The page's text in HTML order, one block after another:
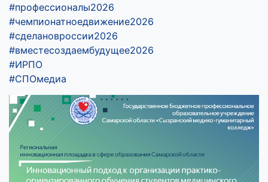
#профессионалы2026
#чемпионатноедвижение2026
#сделановроссии2026
#вместесоздаембудущее2026
#ИРПО
#СПОмедиа